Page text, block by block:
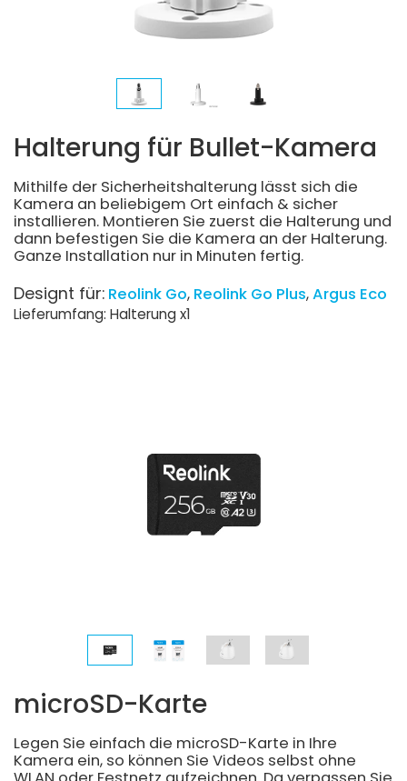
Halterung für Bullet-Kamera
Mithilfe der Sicherheitshalterung lässt sich die
Kamera an beliebigem Ort einfach & sicher
installieren. Montieren Sie zuerst die Halterung und
dann befestigen Sie die Kamera an der Halterung.
Ganze Installation nur in Minuten fertig.
Designt für: Reolink Go Reolink Go Plus Argus Eco
Lieferumfang: Halterung x1
microSD-Karte
Legen Sie einfach die microSD-Karte in Ihre
Kamera ein, so können Sie Videos selbst ohne